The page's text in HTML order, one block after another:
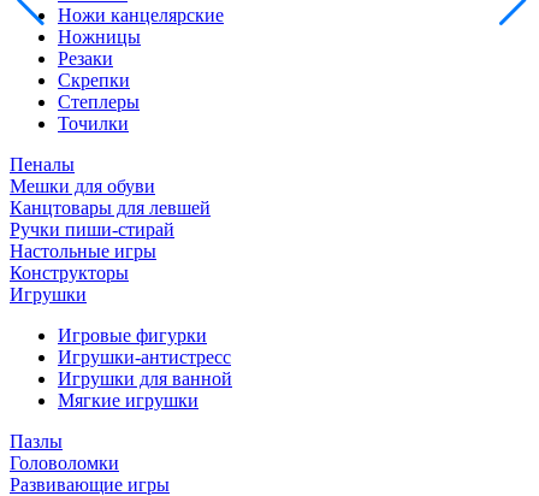
Ножи канцелярские
Ножницы
Резаки
Скрепки
Степлеры
Точилки
Пеналы
Мешки для обуви
Канцтовары для левшей
Ручки пиши-стирай
Настольные игры
Конструкторы
Игрушки
Игровые фигурки
Игрушки-антистресс
Игрушки для ванной
Мягкие игрушки
Пазлы
Головоломки
Развивающие игры